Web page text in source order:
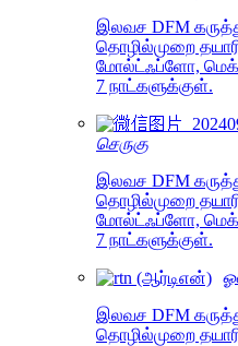
இலவச DFM
தொழில்முறை
மோல்ட்ஃப்ளோ,
7 நாட்களுக்குள்.
செருகு
இலவச DFM
தொழில்முறை
மோல்ட்ஃப்ளோ,
7 நாட்களுக்குள்.
இலவச DFM
தொழில்முறை